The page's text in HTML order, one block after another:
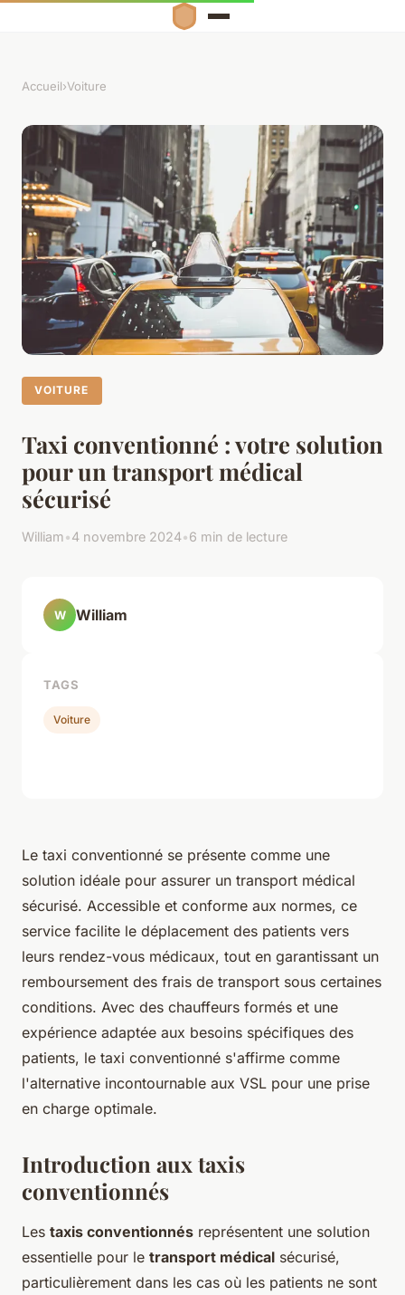
Accueil›Voiture
VOITURE
Taxi conventionné : votre solution
pour un transport médical
sécurisé
William•4 novembre 2024•6 min de lecture
Le taxi conventionné se présente comme une
solution idéale pour assurer un transport médical
sécurisé. Accessible et conforme aux normes, ce
service facilite le déplacement des patients vers
leurs rendez-vous médicaux, tout en garantissant un
remboursement des frais de transport sous certaines
conditions. Avec des chauffeurs formés et une
expérience adaptée aux besoins spécifiques des
patients, le taxi conventionné s'affirme comme
l'alternative incontournable aux VSL pour une prise
en charge optimale.
Introduction aux taxis
conventionnés
Les taxis conventionnés représentent une solution
essentielle pour le transport médical sécurisé,
particulièrement dans les cas où les patients ne sont
W William
TAGS
Voiture